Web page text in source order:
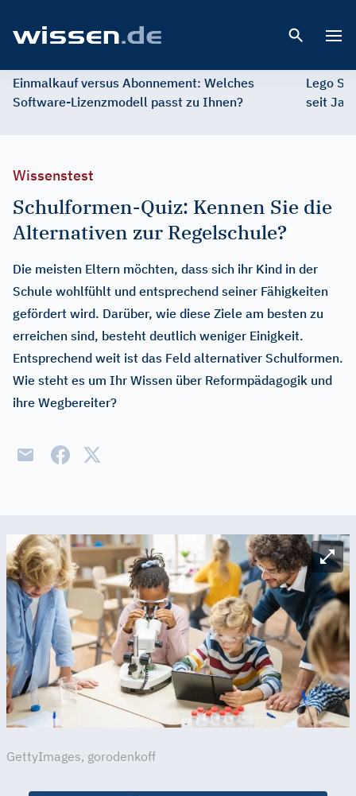
Einmalkauf versus Abonnement: Welches
Software-Lizenzmodell passt zu Ihnen?
Lego
seit
Wissenstest
Schulformen-Quiz: Kennen Sie die
Alternativen zur Regelschule?
Die meisten Eltern möchten, dass sich ihr Kind in der
Schule wohlfühlt und entsprechend seiner Fähigkeiten
gefördert wird. Darüber, wie diese Ziele am besten zu
erreichen sind, besteht deutlich weniger Einigkeit.
Entsprechend weit ist das Feld alternativer Schulformen.
Wie steht es um Ihr Wissen über Reformpädagogik und
ihre Wegbereiter?
Bild
GettyImages, gorodenkoff